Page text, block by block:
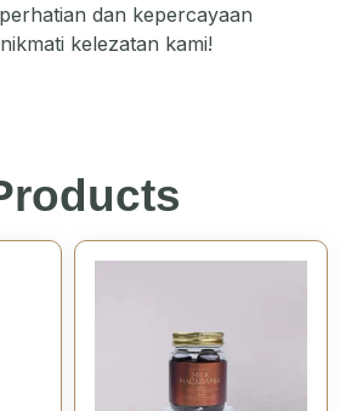
dan kepercayaan
kelezatan kami!